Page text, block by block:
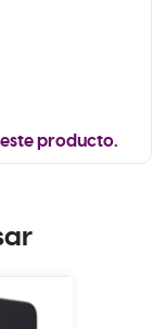
producto.